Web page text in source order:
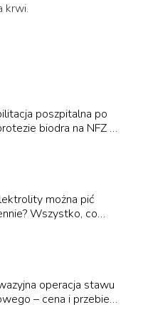
krwi.
poszpitalna po
biodra na NFZ –
można pić
Wszystko, co
operacja stawu
– cena i przebieg